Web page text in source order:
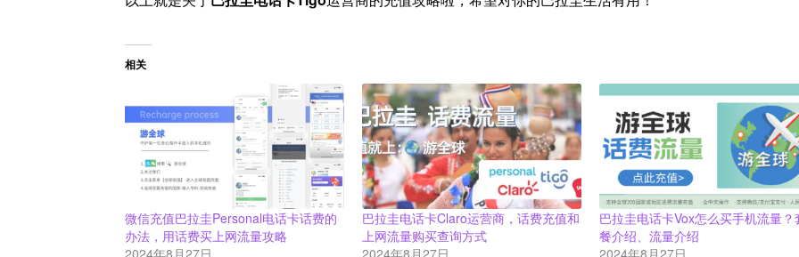
相关
微信充值巴拉圭Personal电话卡话费的
办法，用话费买上网流量攻略
2024年8月27日
巴拉圭电话卡Claro运营商，话费充值和
上网流量购买查询方式
2024年8月27日
巴拉圭电话卡Vox怎么买手机流量？
餐介绍、流量介绍
2024年8月27日